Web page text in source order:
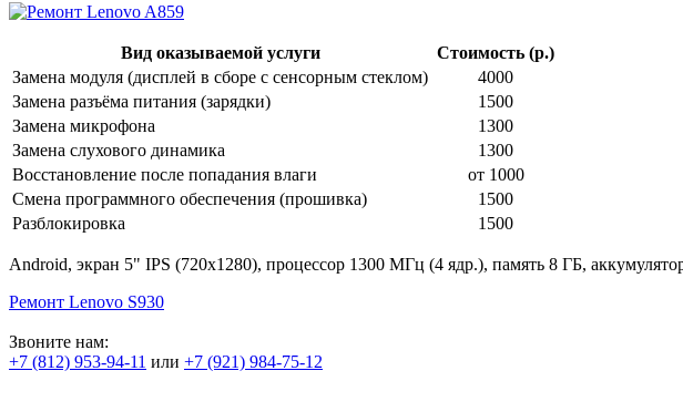
Вид оказываемой услуги
Стоимость (р.)
Замена модуля (дисплей в сборе с сенсорным стеклом)
4000
Замена разъёма питания (зарядки)
1500
Замена микрофона
1300
Замена слухового динамика
1300
Восстановление после попадания влаги
от 1000
Смена программного обеспечения (прошивка)
1500
Разблокировка
1500
Android, экран 5" IPS (720x1280), процессор 1300 МГц (4 ядр.), память 8 ГБ,
Ремонт Lenovo S930
Звоните нам:
+7 (812) 953-94-11 или +7 (921) 984-75-12